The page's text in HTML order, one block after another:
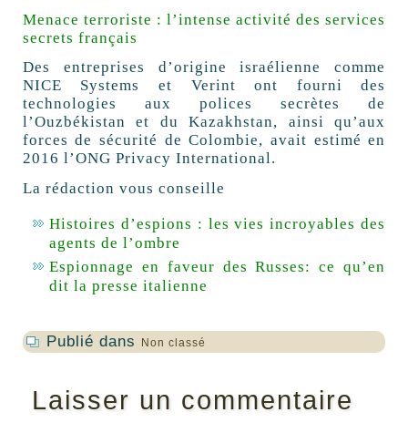
Menace terroriste : l’intense activité des services
secrets français
Des entreprises d’origine israélienne comme
NICE Systems et Verint ont fourni des
technologies aux polices secrètes de
l’Ouzbékistan et du Kazakhstan, ainsi qu’aux
forces de sécurité de Colombie, avait estimé en
2016 l’ONG Privacy International.
La rédaction vous conseille
Histoires d’espions : les vies incroyables des
agents de l’ombre
Espionnage en faveur des Russes: ce qu’en
dit la presse italienne
Publié dans Non classé
Laisser un commentaire